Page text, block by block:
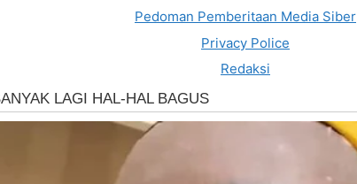
Pedoman Pemberitaan Media Siber
Privacy Police
Redaksi